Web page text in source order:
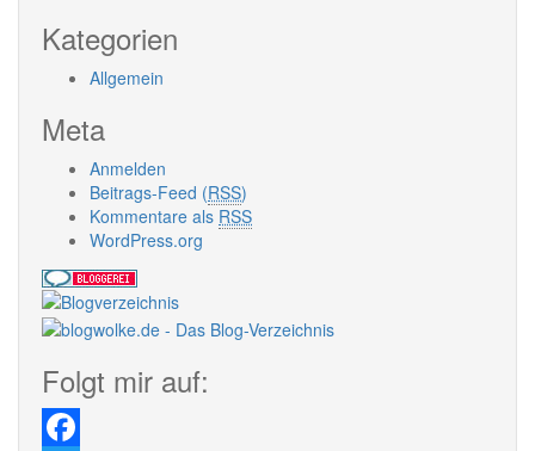
Kategorien
Allgemein
Meta
Anmelden
Beitrags-Feed (RSS)
Kommentare als RSS
WordPress.org
Folgt mir auf: